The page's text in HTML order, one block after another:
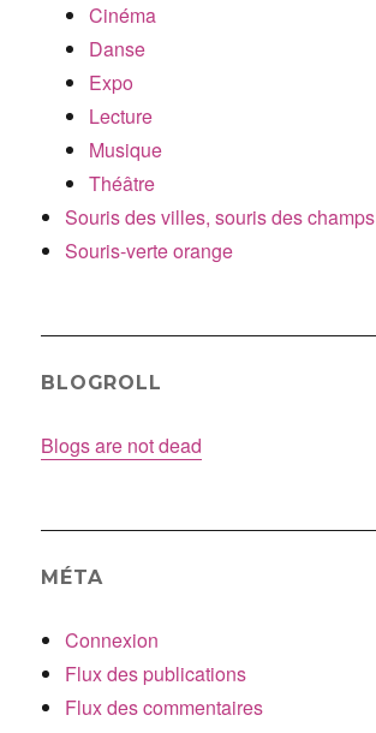
Cinéma
Danse
Expo
Lecture
Musique
Théâtre
Souris des villes, souris des champs
Souris-verte orange
BLOGROLL
Blogs are not dead
MÉTA
Connexion
Flux des publications
Flux des commentaires